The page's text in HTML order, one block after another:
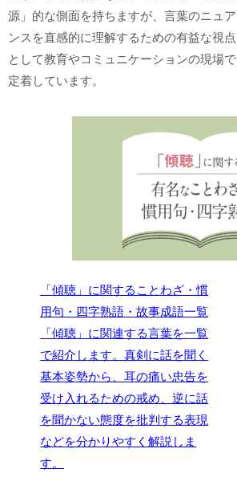
源」的な側面を持ちますが、言葉のニュア
ンスを直感的に理解するための有益な視点
として教育やコミュニケーションの現場で
定着しています。
「傾聴」に関することわざ・慣
用句・四字熟語・故事成語一覧
「傾聴」に関連する言葉を一覧
で紹介します。真剣に話を聞く
基本姿勢から、耳の痛い忠告を
受け入れるための戒め、逆に話
を聞かない態度を批判する表現
などを分かりやすく解説しま
す。